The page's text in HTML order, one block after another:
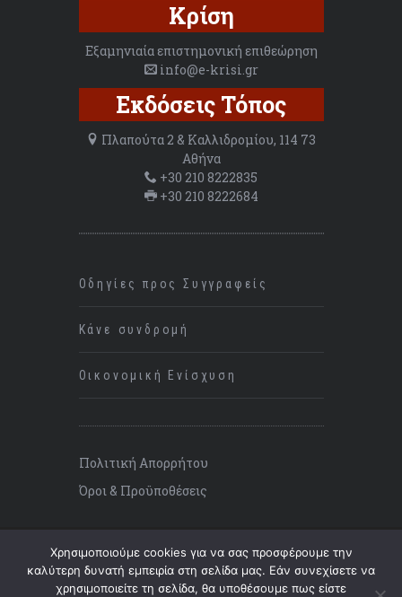
Κρίση
Εξαμηνιαία επιστημονική επιθεώρηση
info@e-krisi.gr
Εκδόσεις Τόπος
Πλαπούτα 2 & Καλλιδρομίου, 114 73
Αθήνα
+30 210 8222835
+30 210 8222684
Οδηγίες προς Συγγραφείς
Κάνε συνδρομή
Οικονομική Ενίσχυση
Πολιτική Απορρήτου
Όροι & Προϋποθέσεις
©2026 ΚΡΙΣΗ, All Rights Reserved.
Χρησιμοποιούμε cookies για να σας προσφέρουμε την
καλύτερη δυνατή εμπειρία στη σελίδα μας. Εάν συνεχίσετε να
χρησιμοποιείτε τη σελίδα, θα υποθέσουμε πως είστε